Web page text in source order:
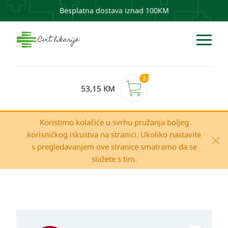
Besplatna dostava iznad 100KM
53,15 KM
2
Koristimo kolačiće u svrhu pružanja boljeg
korisničkog iskustva na stranici. Ukoliko nastavite
s pregledavanjem ove stranice smatramo da se
slažete s tim.